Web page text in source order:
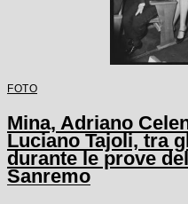
FOTO
Mina, Adriano
Luciano Tajoli, tra
durante le prove
Sanremo